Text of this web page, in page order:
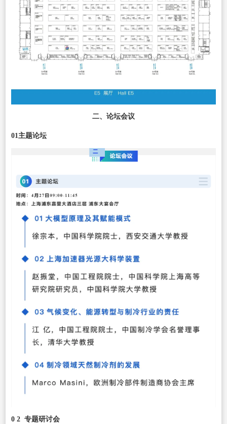
二、论坛会议
01主题论坛
0 2 专题研讨会